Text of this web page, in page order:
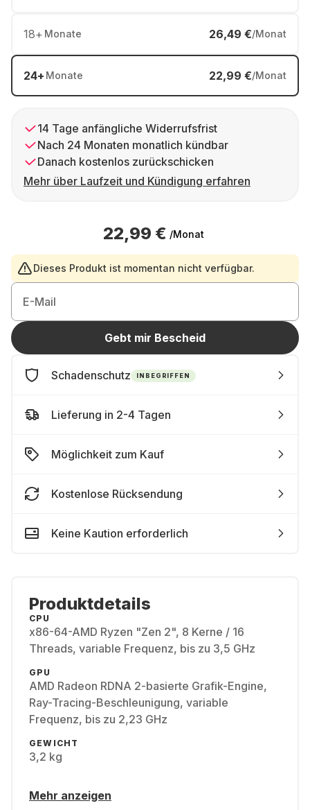
18+ Monate 26,49 €/Monat
24+ Monate 22,99 €/Monat
14 Tage anfängliche Widerrufsfrist
Nach 24 Monaten monatlich kündbar
Danach kostenlos zurückschicken
Mehr über Laufzeit und Kündigung erfahren
22,99 € /Monat
Dieses Produkt ist momentan nicht verfügbar.
E-Mail
Gebt mir Bescheid
Schadenschutz INBEGRIFFEN
Lieferung in 2-4 Tagen
Möglichkeit zum Kauf
Kostenlose Rücksendung
Keine Kaution erforderlich
Produktdetails
CPU
x86-64-AMD Ryzen "Zen 2", 8 Kerne / 16
Threads, variable Frequenz, bis zu 3,5 GHz
GPU
AMD Radeon RDNA 2-basierte Grafik-Engine,
Ray-Tracing-Beschleunigung, variable
Frequenz, bis zu 2,23 GHz
GEWICHT
3,2 kg
Mehr anzeigen